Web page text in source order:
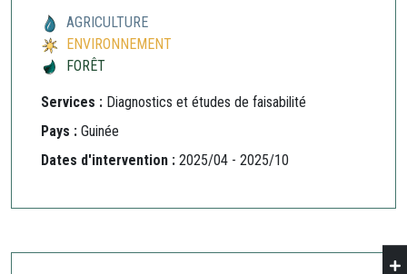
AGRICULTURE
ENVIRONNEMENT
FORÊT
Services : Diagnostics et études de faisabilité
Pays : Guinée
Dates d'intervention : 2025/04 - 2025/10